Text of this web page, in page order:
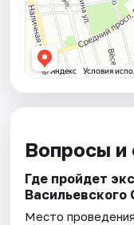
Вопросы и
Где пройдет
Васильевского
Место